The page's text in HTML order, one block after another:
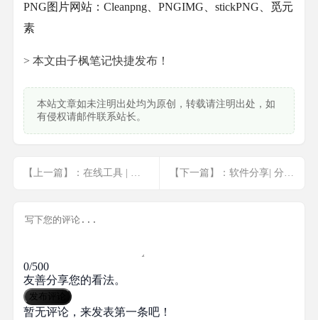
PNG图片网站：Cleanpng、PNGIMG、stickPNG、觅元
素
> 本文由子枫笔记快捷发布！
本站文章如未注明出处均为原创，转载请注明出处，如
有侵权请邮件联系站长。
【上一篇】：在线工具 | 在线检测网站死链 【下一篇】：软件分享| 分享一个win10激活工具
0/500
友善分享您的看法。
发布评论
暂无评论，来发表第一条吧！